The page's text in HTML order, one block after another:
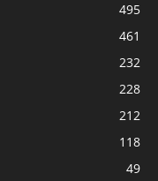
495
461
232
228
212
118
49